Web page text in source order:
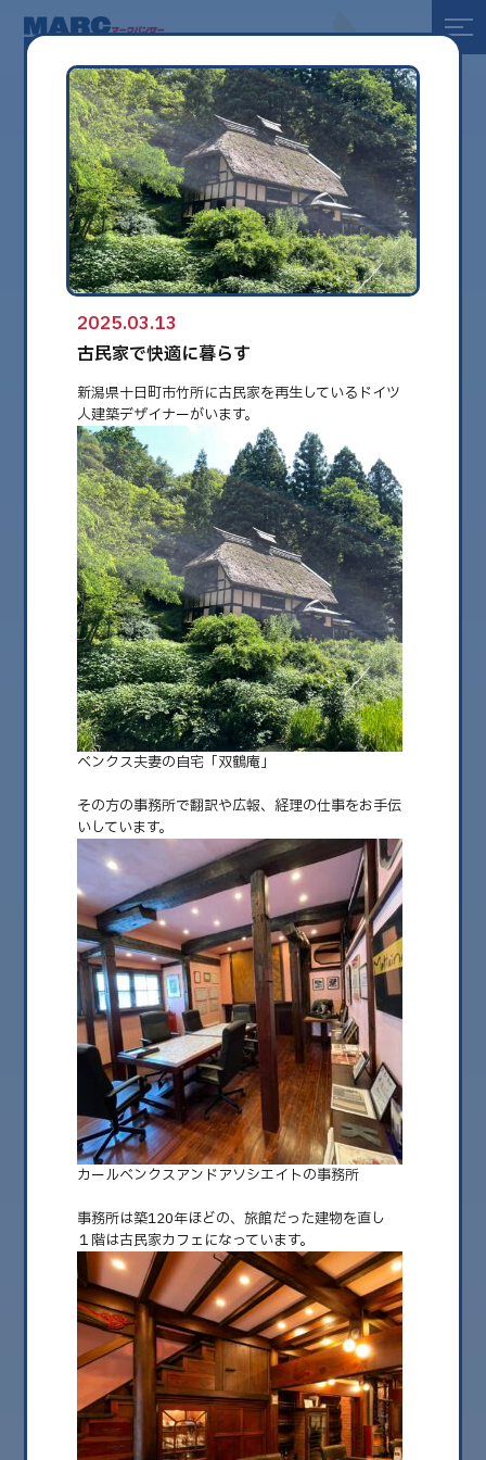
全て
健康
美容
環境
globe
2025.03.13
新潟県十日町市竹所に古民家を再生しているドイツ人建築デザイナーがいま
す。 その方の事務……
2026.08
2026.07
2026.06
2026.05
2026.04
2026.02
2026.01
2025.12
2025.11
2025.10
2025.09
2025.03.13
古民家で快適に暮らす
新潟県十日町市竹所に古民家を再生しているドイツ
人建築デザイナーがいます。
ベンクス夫妻の自宅「双鶴庵」
その方の事務所で翻訳や広報、経理の仕事をお手伝
いしています。
カールベンクスアンドアソシエイトの事務所
事務所は築120年ほどの、旅館だった建物を直し
１階は古民家カフェになっています。